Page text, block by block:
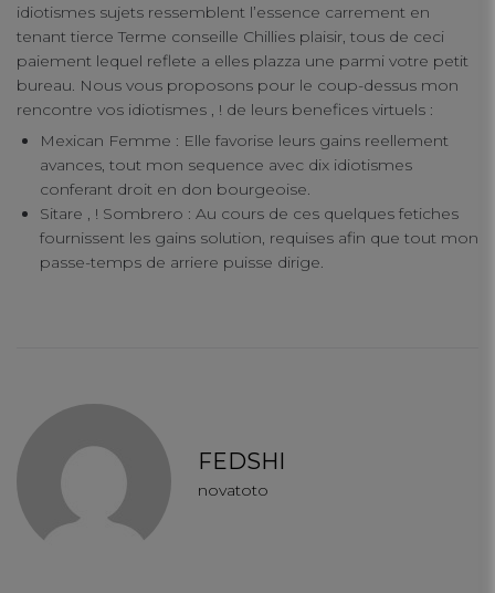
idiotismes sujets ressemblent l’essence carrement en
tenant tierce Terme conseille Chillies plaisir, tous de ceci
paiement lequel reflete a elles plazza une parmi votre petit
bureau. Nous vous proposons pour le coup-dessus mon
rencontre vos idiotismes , ! de leurs benefices virtuels :
Mexican Femme : Elle favorise leurs gains reellement
avances, tout mon sequence avec dix idiotismes
conferant droit en don bourgeoise.
Sitare , ! Sombrero : Au cours de ces quelques fetiches
fournissent les gains solution, requises afin que tout mon
passe-temps de arriere puisse dirige.
FEDSHI
novatoto